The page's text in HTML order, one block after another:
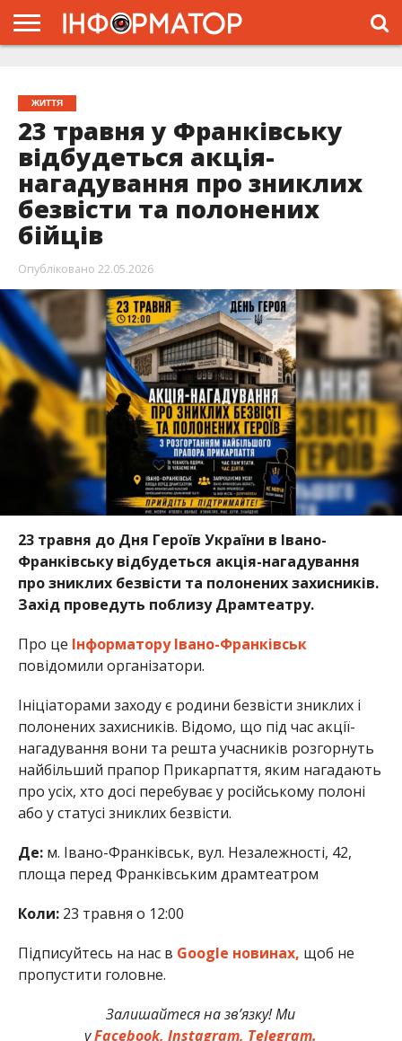
ЖИТТЯ
23 травня у Франківську
відбудеться акція-
нагадування про зниклих
безвісти та полонених
бійців
Опубліковано 22.05.2026
23 травня до Дня Героїв України в Івано-
Франківську відбудеться акція-нагадування
про зниклих безвісти та полонених захисників.
Захід проведуть поблизу Драмтеатру.
Про це Інформатору Івано-Франківськ
повідомили організатори.
Ініціаторами заходу є родини безвісти зниклих і
полонених захисників. Відомо, що під час акції-
нагадування вони та решта учасників розгорнуть
найбільший прапор Прикарпаття, яким нагадають
про усіх, хто досі перебуває у російському полоні
або у статусі зниклих безвісти.
Де:м. Івано-Франківськ, вул. Незалежності, 42,
площа перед Франківським драмтеатром
Коли:23 травня о 12:00
Підписуйтесь на нас в Google новинах, щоб не
пропустити головне.
Залишайтеся на зв’язку! Ми
уFacebook, Instagram, Telegram.